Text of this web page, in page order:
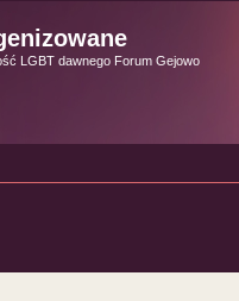
LGBT dawnego Forum Gejowo